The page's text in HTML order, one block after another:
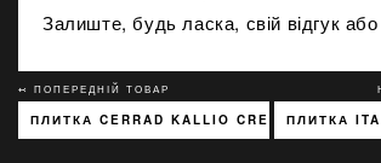
Залиште, будь ласка, свій відгук
↢ ПОПЕРЕДНІЙ ТОВАР
ПЛИТКА CERRAD KALLIO CREAM 3768
ПЛИТКА